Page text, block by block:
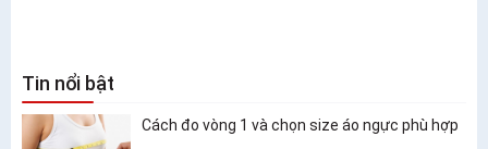
Tin nổi bật
Cách đo vòng 1 và chọn size áo ngực phù hợp